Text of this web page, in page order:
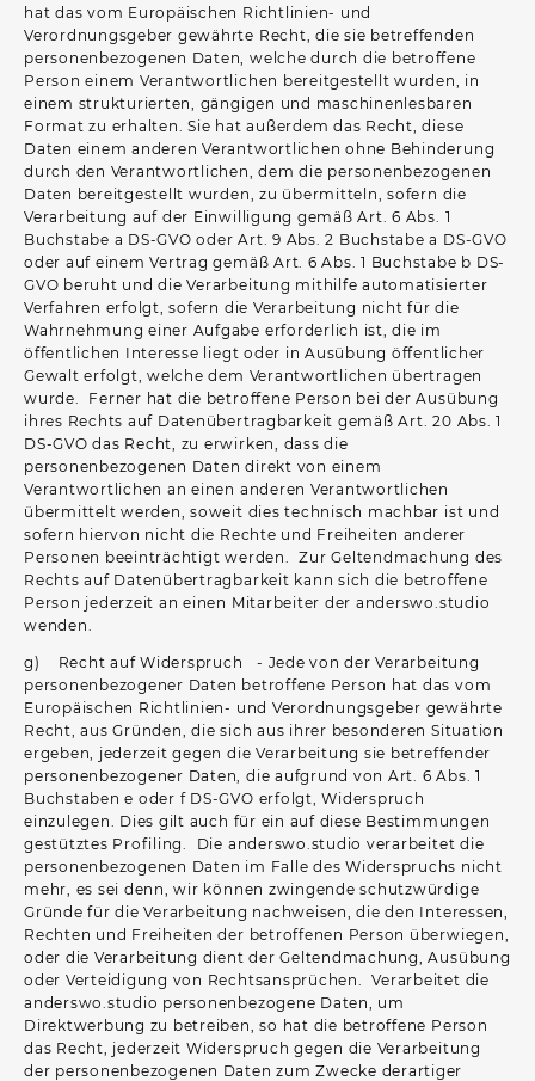
hat das vom Europäischen Richtlinien- und
Verordnungsgeber gewährte Recht, die sie betreffenden
personenbezogenen Daten, welche durch die betroffene
Person einem Verantwortlichen bereitgestellt wurden, in
einem strukturierten, gängigen und maschinenlesbaren
Format zu erhalten. Sie hat außerdem das Recht, diese
Daten einem anderen Verantwortlichen ohne Behinderung
durch den Verantwortlichen, dem die personenbezogenen
Daten bereitgestellt wurden, zu übermitteln, sofern die
Verarbeitung auf der Einwilligung gemäß Art. 6 Abs. 1
Buchstabe a DS-GVO oder Art. 9 Abs. 2 Buchstabe a DS-GVO
oder auf einem Vertrag gemäß Art. 6 Abs. 1 Buchstabe b DS-
GVO beruht und die Verarbeitung mithilfe automatisierter
Verfahren erfolgt, sofern die Verarbeitung nicht für die
Wahrnehmung einer Aufgabe erforderlich ist, die im
öffentlichen Interesse liegt oder in Ausübung öffentlicher
Gewalt erfolgt, welche dem Verantwortlichen übertragen
wurde. Ferner hat die betroffene Person bei der Ausübung
ihres Rechts auf Datenübertragbarkeit gemäß Art. 20 Abs. 1
DS-GVO das Recht, zu erwirken, dass die
personenbezogenen Daten direkt von einem
Verantwortlichen an einen anderen Verantwortlichen
übermittelt werden, soweit dies technisch machbar ist und
sofern hiervon nicht die Rechte und Freiheiten anderer
Personen beeinträchtigt werden. Zur Geltendmachung des
Rechts auf Datenübertragbarkeit kann sich die betroffene
Person jederzeit an einen Mitarbeiter der anderswo.studio
wenden.
g) Recht auf Widerspruch - Jede von der Verarbeitung
personenbezogener Daten betroffene Person hat das vom
Europäischen Richtlinien- und Verordnungsgeber gewährte
Recht, aus Gründen, die sich aus ihrer besonderen Situation
ergeben, jederzeit gegen die Verarbeitung sie betreffender
personenbezogener Daten, die aufgrund von Art. 6 Abs. 1
Buchstaben e oder f DS-GVO erfolgt, Widerspruch
einzulegen. Dies gilt auch für ein auf diese Bestimmungen
gestütztes Profiling. Die anderswo.studio verarbeitet die
personenbezogenen Daten im Falle des Widerspruchs nicht
mehr, es sei denn, wir können zwingende schutzwürdige
Gründe für die Verarbeitung nachweisen, die den Interessen,
Rechten und Freiheiten der betroffenen Person überwiegen,
oder die Verarbeitung dient der Geltendmachung, Ausübung
oder Verteidigung von Rechtsansprüchen. Verarbeitet die
anderswo.studio personenbezogene Daten, um
Direktwerbung zu betreiben, so hat die betroffene Person
das Recht, jederzeit Widerspruch gegen die Verarbeitung
der personenbezogenen Daten zum Zwecke derartiger